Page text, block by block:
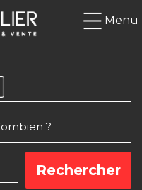
Menu